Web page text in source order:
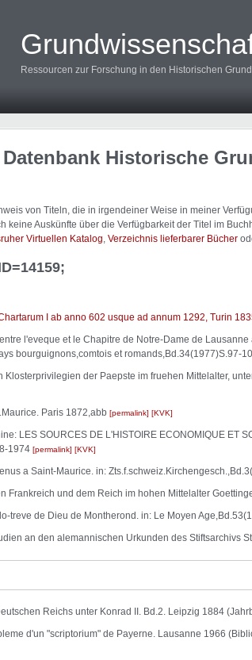
Ressourcen zur Forschung in den Historischen
Historische
von Titeln, die in irgendeiner Weise in meiner
keine Auskünfte über die Verfügbarkeit der Titel im
Virtuellen Katalog Verzeichnis lieferbarer Bücher
I ab anno 602 usque ad annum 1292, Turin
l'eveque et le Chapitre de Notre-Dame de
bourguignons,comtois et romands,Bd.34(1977)S.97-
Klosterprivilegien der Paepste im fruehen Mittelalter,
Paris 1872,abb permalink KVK
LES SOURCES DE L'HISTOIRE ECONOMIQUE ET
1974 permalink KVK
a Saint-Maurice. in:
Frankreich und dem Reich im hohen Mittelalter
treve de Dieu de Montherond. in: Le Moyen
an den alemannischen Urkunden des Stiftsarchivs
Reichs unter Konrad II. Bd.2. Leipzig 1884
d'un "scriptorium" de Payerne. Lausanne 1966